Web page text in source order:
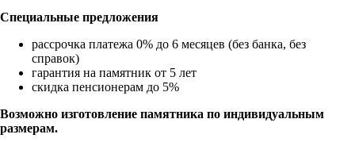
Специальные предложения
рассрочка платежа 0% до 6 месяцев (без банка, без
справок)
гарантия на памятник от 5 лет
скидка пенсионерам до 5%
Возможно изготовление памятника по индивидуальным
размерам.